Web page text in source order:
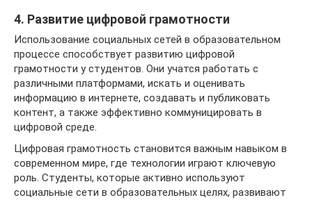
4. Развитие цифровой грамотности
Использование социальных сетей в образовательном
процессе способствует развитию цифровой
грамотности у студентов. Они учатся работать с
различными платформами, искать и оценивать
информацию в интернете, создавать и публиковать
контент, а также эффективно коммуницировать в
цифровой среде.
Цифровая грамотность становится важным навыком в
современном мире, где технологии играют ключевую
роль. Студенты, которые активно используют
социальные сети в образовательных целях, развивают